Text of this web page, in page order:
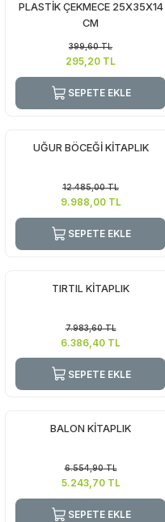
PLASTİK ÇEKMECE 25X35X14
CM
399,60TL
295,20 TL
SEPETE EKLE
UĞUR BÖCEĞİ KİTAPLIK
12.485,00TL
9.988,00TL
SEPETE EKLE
TIRTIL KİTAPLIK
7.983,60TL
6.386,40 TL
SEPETE EKLE
BALON KİTAPLIK
6.554,90TL
5.243,70TL
SEPETE EKLE